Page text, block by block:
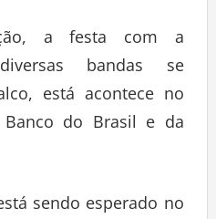
a festa com a
bandas se
está acontece no
do Brasil e da
sendo esperado no